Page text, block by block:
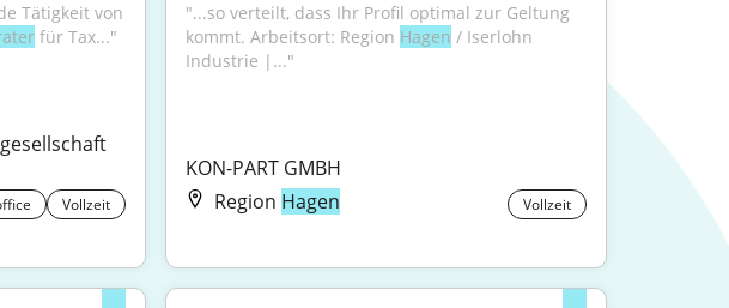
Tätigkeit von
für Tax..."
Vollzeit
"...so verteilt, dass Ihr Profil optimal zur Geltung
kommt. Arbeitsort: Region Hagen / Iserlohn
Industrie |..."
KON-PART GMBH
Region Hagen Vollzeit